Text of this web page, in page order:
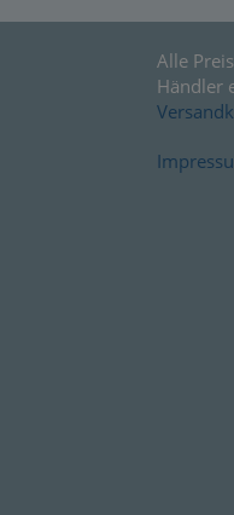
Alle
Händler